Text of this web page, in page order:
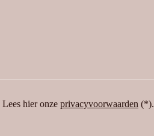
Lees hier onze privacyvoorwaarden (*).